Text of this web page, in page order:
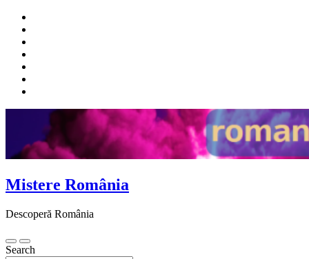
Skip
content
Mistere România
Descoperă România
Search